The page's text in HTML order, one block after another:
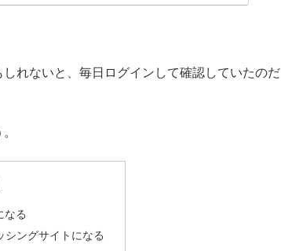
れないと、毎日ログインして確認していたのだ
なる
シングサイトになる